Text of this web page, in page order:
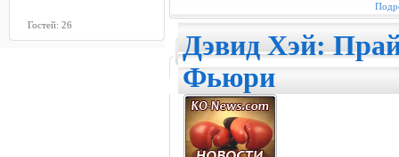
Гостей: 26
Дэвид Хэй:
Фьюри